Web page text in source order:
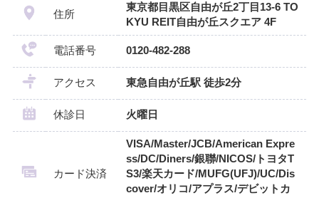
住所
東京都目黒区自由が丘2丁目13-6 TO
KYU REIT自由が丘スクエア 4F
電話番号 0120-482-288
アクセス 東急自由が丘駅 徒歩2分
休診日 火曜日
カード決済
VISA/Master/JCB/American Expre
ss/DC/Diners/銀聯/NICOS/トヨタT
S3/楽天カード/MUFG(UFJ)/UC/Dis
cover/オリコ/アプラス/デビットカ